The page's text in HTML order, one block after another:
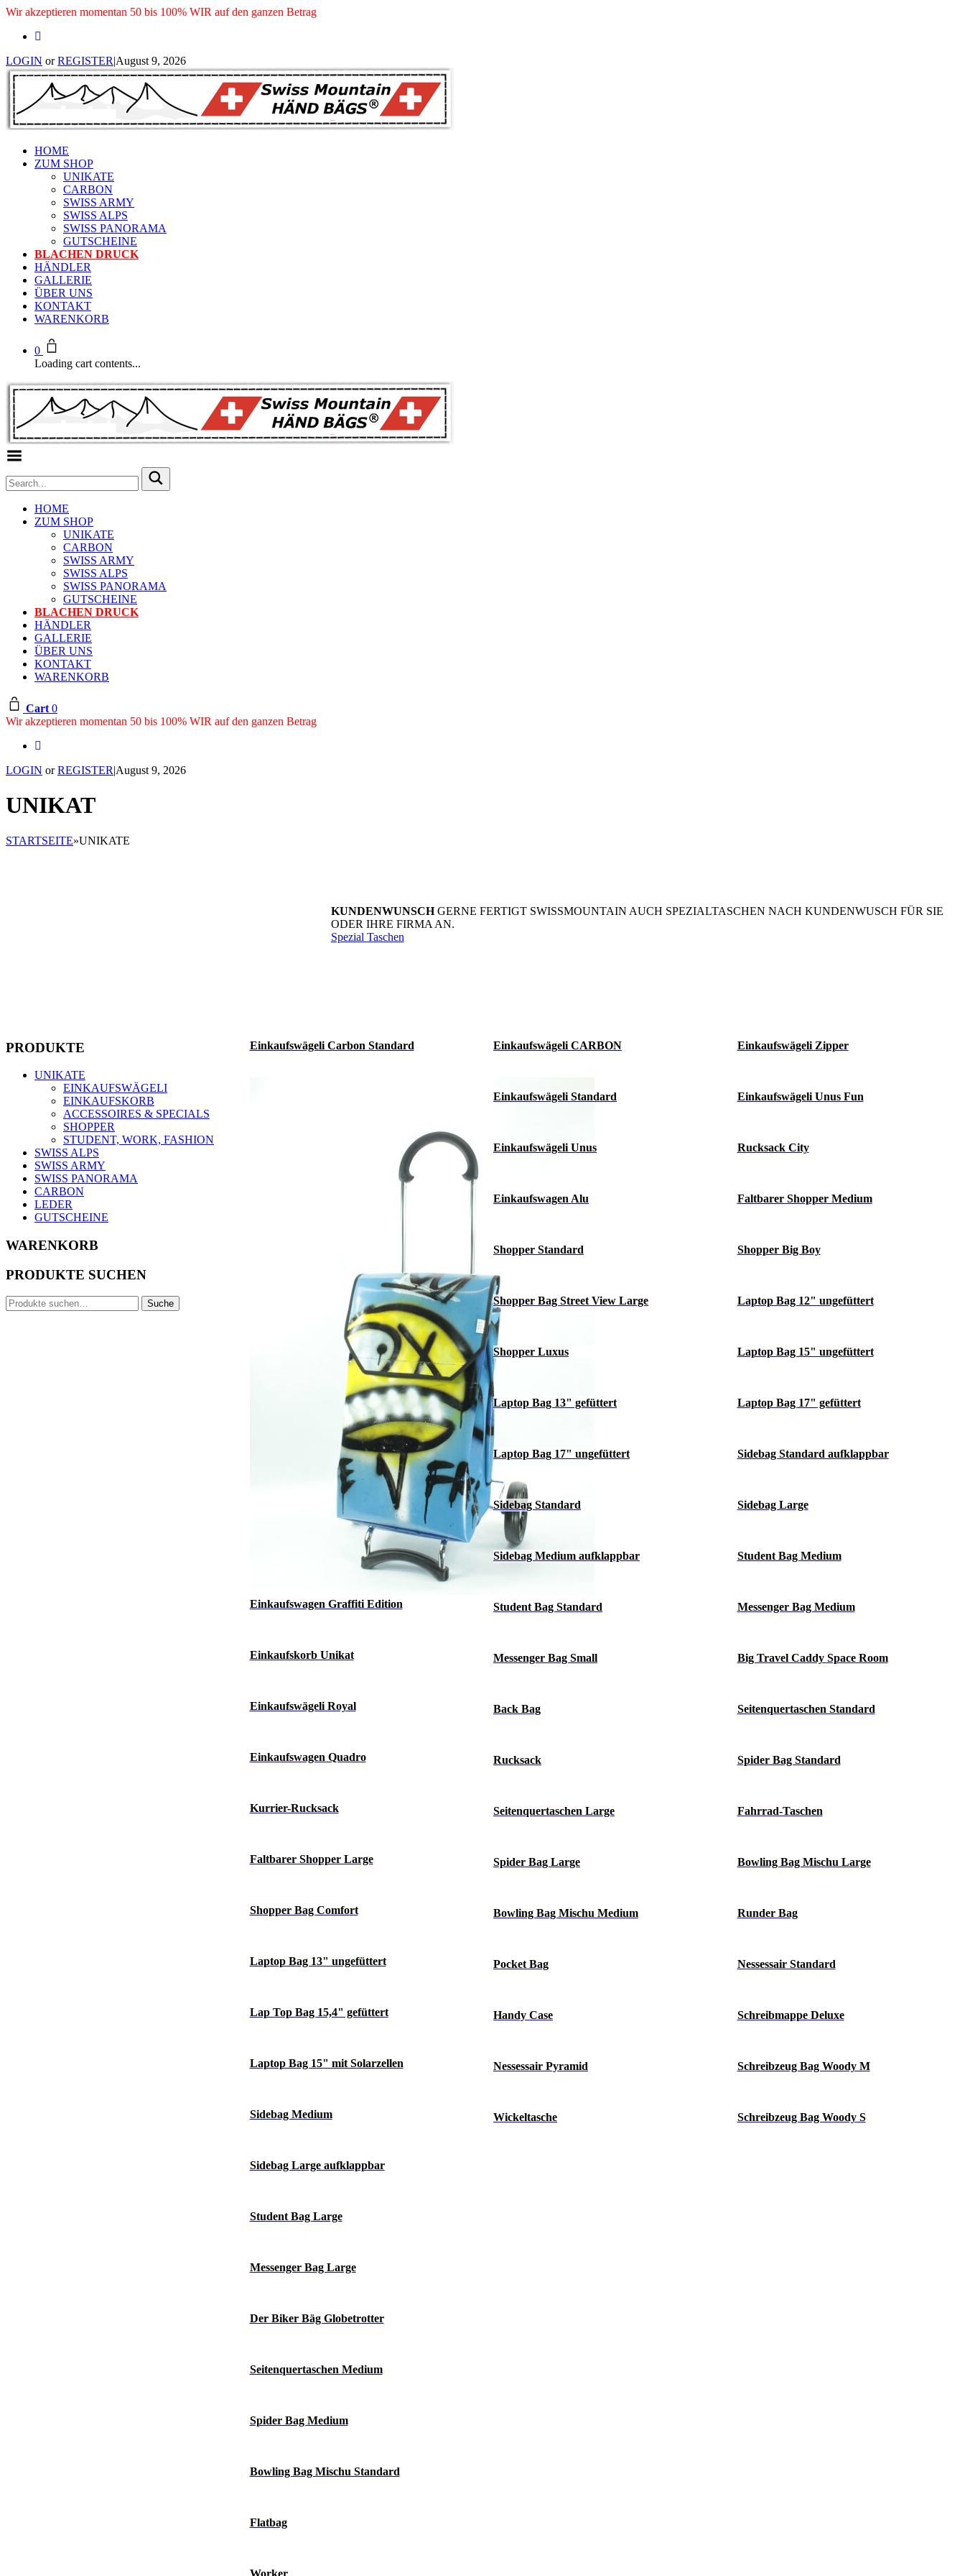
Wir akzeptieren momentan 50 bis 100% WIR auf den ganzen Betrag
LOGIN orREGISTER|August 9, 2026
HOME
ZUM SHOP
UNIKATE
CARBON
SWISS ARMY
SWISS ALPS
SWISS PANORAMA
GUTSCHEINE
BLACHEN DRUCK
HÄNDLER
GALLERIE
ÜBER UNS
KONTAKT
WARENKORB
0
Loading cart contents...
HOME
ZUM SHOP
UNIKATE
CARBON
SWISS ARMY
SWISS ALPS
SWISS PANORAMA
GUTSCHEINE
BLACHEN DRUCK
HÄNDLER
GALLERIE
ÜBER UNS
KONTAKT
WARENKORB
Cart 0
Wir akzeptieren momentan 50 bis 100% WIR auf den ganzen Betrag
LOGIN orREGISTER|August 9, 2026
UNIKAT
STARTSEITE»UNIKATE
KUNDENWUNSCH GERNE FERTIGT SWISSMOUNTAIN AUCH SPEZIALTASCHEN NACH KUNDENWUSCH FÜR SIE
ODER IHRE FIRMA AN.
Spezial Taschen
PRODUKTE
UNIKATE
EINKAUFSWÄGELI
EINKAUFSKORB
ACCESSOIRES & SPECIALS
SHOPPER
STUDENT, WORK, FASHION
SWISS ALPS
SWISS ARMY
SWISS PANORAMA
CARBON
LEDER
GUTSCHEINE
WARENKORB
PRODUKTE SUCHEN
Suche
nach:
Suche
Einkaufswägeli Carbon Standard
Einkaufswagen Graffiti Edition
Einkaufskorb Unikat
Einkaufswägeli Royal
Einkaufswagen Quadro
Kurrier-Rucksack
Faltbarer Shopper Large
Shopper Bag Comfort
Laptop Bag 13" ungefüttert
Lap Top Bag 15,4" gefüttert
Laptop Bag 15" mit Solarzellen
Sidebag Medium
Sidebag Large aufklappbar
Student Bag Large
Messenger Bag Large
Der Biker Bäg Globetrotter
Seitenquertaschen Medium
Spider Bag Medium
Bowling Bag Mischu Standard
Flatbag
Worker
Einkaufswägeli CARBON
Einkaufswägeli Standard
Einkaufswägeli Unus
Einkaufswagen Alu
Shopper Standard
Shopper Bag Street View Large
Shopper Luxus
Laptop Bag 13" gefüttert
Laptop Bag 17" ungefüttert
Sidebag Standard
Sidebag Medium aufklappbar
Student Bag Standard
Messenger Bag Small
Back Bag
Rucksack
Seitenquertaschen Large
Spider Bag Large
Bowling Bag Mischu Medium
Pocket Bag
Handy Case
Nessessair Pyramid
Wickeltasche
Einkaufswägeli Zipper
Einkaufswägeli Unus Fun
Rucksack City
Faltbarer Shopper Medium
Shopper Big Boy
Laptop Bag 12" ungefüttert
Laptop Bag 15" ungefüttert
Laptop Bag 17" gefüttert
Sidebag Standard aufklappbar
Sidebag Large
Student Bag Medium
Messenger Bag Medium
Big Travel Caddy Space Room
Seitenquertaschen Standard
Spider Bag Standard
Fahrrad-Taschen
Bowling Bag Mischu Large
Runder Bag
Nessessair Standard
Schreibmappe Deluxe
Schreibzeug Bag Woody M
Schreibzeug Bag Woody S